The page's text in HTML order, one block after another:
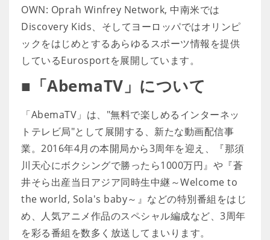
OWN: Oprah Winfrey Network, 中南米では
Discovery Kids、そしてヨーロッパではオリンピ
ックをはじめとするあらゆるスポーツ情報を提供
しているEurosportを展開しています。
■「AbemaTV」について
「AbemaTV」は、"無料で楽しめるインターネッ
トテレビ局"として展開する、新たな動画配信事
業。2016年4月の本開局から3周年を迎え、『那須
川天心にボクシングで勝ったら1000万円』や『蒼
井そら出産当日アジア同時生中継～Welcome to
the world, Sola's baby～』などの特別番組をはじ
め、人気アニメ作品のスペシャル編成など、3周年
を彩る番組を数多く放送してまいります。